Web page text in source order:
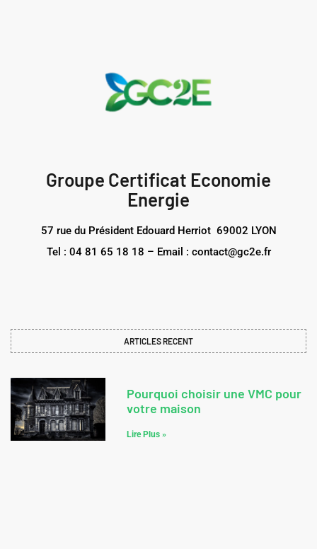
Groupe Certificat Economie
Energie
57 rue du Président Edouard Herriot 69002 LYON
Tel : 04 81 65 18 18 – Email : contact@gc2e.fr
ARTICLES RECENT
Pourquoi choisir une VMC pour
votre maison
Lire Plus »